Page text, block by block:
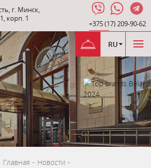
+375 (17) 209-90-62
, г. Минск,
корп. 1
RU
Главная - Новости -